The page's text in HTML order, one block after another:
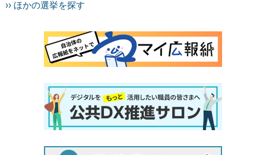
›› ほかの選挙を探す